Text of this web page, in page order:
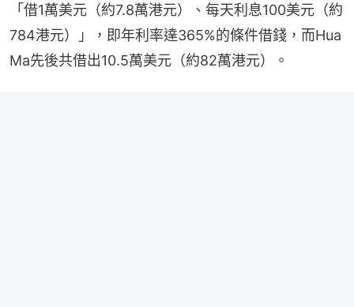
「借1萬美元（約7.8萬港元）、每天利息100美元（約
784港元）」，即年利率達365%的條件借錢，而Hua
Ma先後共借出10.5萬美元（約82萬港元）。